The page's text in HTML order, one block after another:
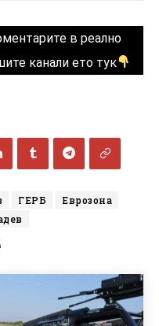
в реално
канали ето тук
ГЕРБ
Еврозона